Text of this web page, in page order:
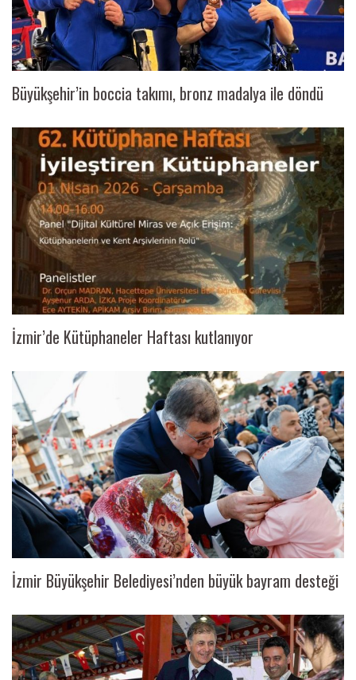
Büyükşehir’in boccia takımı, bronz madalya ile döndü
İzmir’de Kütüphaneler Haftası kutlanıyor
İzmir Büyükşehir Belediyesi’nden büyük bayram desteği